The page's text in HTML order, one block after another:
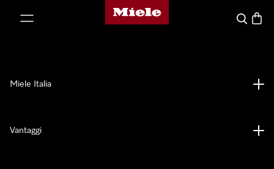
Homepage di Miele
Cerca
Miele Italia
Vantaggi